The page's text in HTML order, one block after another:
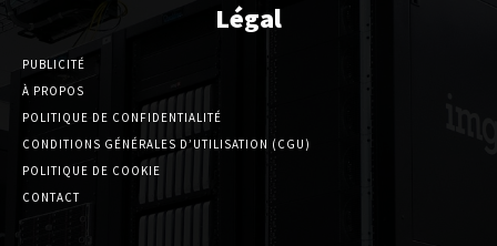
Légal
PUBLICITÉ
À PROPOS
POLITIQUE DE CONFIDENTIALITÉ
CONDITIONS GÉNÉRALES D’UTILISATION (CGU)
POLITIQUE DE COOKIE
CONTACT